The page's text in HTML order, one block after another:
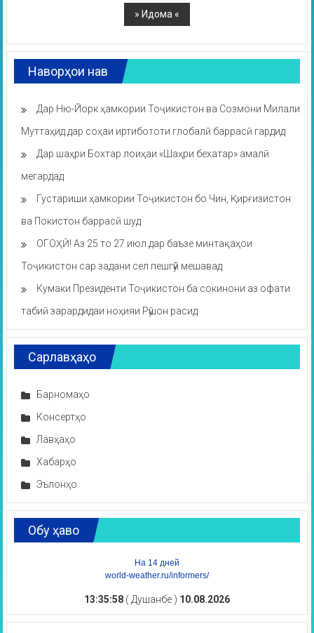
Наворҳои нав
Дар Ню-Йорк ҳамкории Тоҷикистон ва Созмони Милали
Муттаҳид дар соҳаи иртибототи глобалӣ баррасӣ гардид
Дар шаҳри Бохтар лоиҳаи «Шаҳри бехатар» амалӣ
мегардад
Густариши ҳамкории Тоҷикистон бо Чин, Қирғизистон
ва Покистон баррасӣ шуд
ОГОҲӢ! Аз 25 то 27 июл дар баъзе минтақаҳои
Тоҷикистон сар задани сел пешгӯӣ мешавад
Кумаки Президенти Тоҷикистон ба сокинони аз офати
табиӣ зарардидаи ноҳияи Рӯшон расид
Сарлавҳаҳо
Барномаҳо
Консертҳо
Лавҳаҳо
Хабарҳо
Эълонҳо
Обу ҳаво
На 14 дней
world-weather.ru/informers/
13:35:59 ( Душанбе ) 10.08.2026